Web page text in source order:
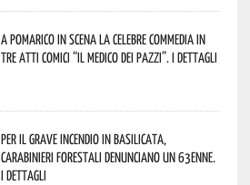
A Pomarico in scena la celebre commedia in
tre atti comici “Il medico dei pazzi”. I dettagli
Per il grave incendio in Basilicata,
Carabinieri forestali denunciano un 63enne.
I dettagli